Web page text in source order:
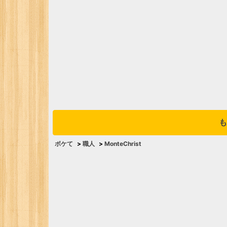
ボケて > 職人 > MonteChrist